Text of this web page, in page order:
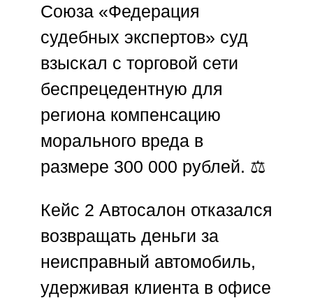
Союза «Федерация
судебных экспертов» суд
взыскал с торговой сети
беспрецедентную для
региона компенсацию
морального вреда в
размере 300 000 рублей. ⚖️
Кейс 2 Автосалон отказался
возвращать деньги за
неисправный автомобиль,
удерживая клиента в офисе